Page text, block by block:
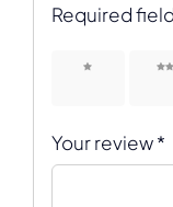
Required
1 of 5 2 of 5
Your review*